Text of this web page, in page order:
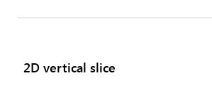
2D vertical slice